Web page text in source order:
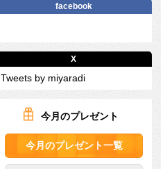
facebook
X
Tweets by miyaradi
今月のプレゼント
今月のプレゼント一覧